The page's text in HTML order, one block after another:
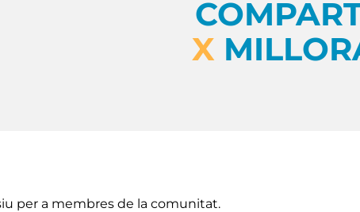
X
per a membres de la comunitat.